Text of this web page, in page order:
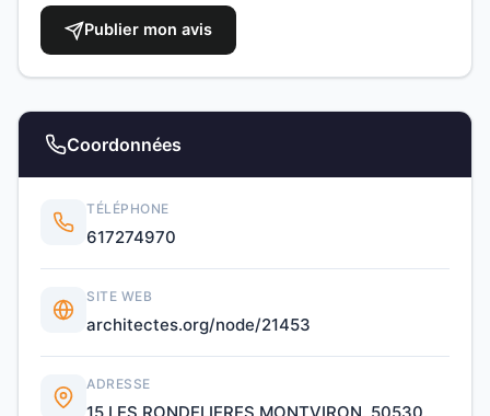
Publier mon avis
Coordonnées
TÉLÉPHONE
617274970
SITE WEB
architectes.org/node/21453
ADRESSE